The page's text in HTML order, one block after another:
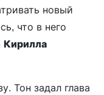
новый
что в него
Кирилла
Тон задал глава